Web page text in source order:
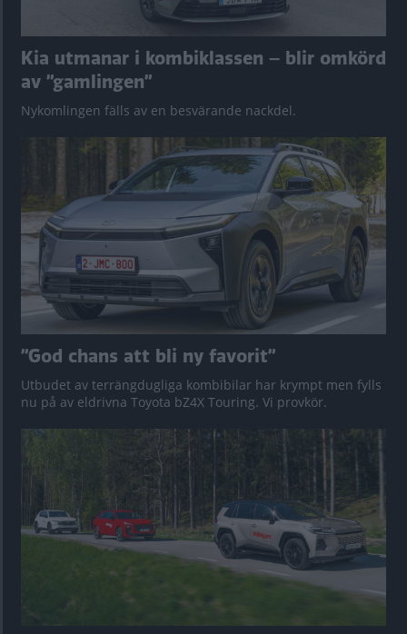
Kia utmanar i kombiklassen – blir omkörd
av ”gamlingen”
Nykomlingen fälls av en besvärande nackdel.
”God chans att bli ny favorit”
Utbudet av terrängdugliga kombibilar har krympt men fylls
nu på av eldrivna Toyota bZ4X Touring. Vi provkör.